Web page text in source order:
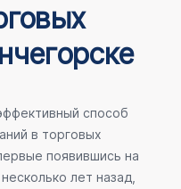
способ
в торговых
появившись на
лет назад,